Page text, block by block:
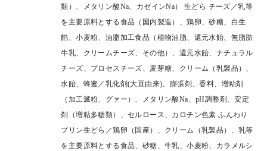
類）、メタリン酸Na、カゼインNa）
生どら チーズ／乳等
を主要原料とする食品（国内製造）、鶏卵、砂糖、白生
餡、小麦粉、油脂加工食品（植物油脂、還元水飴、無脂肪
牛乳、クリームチーズ、その他）、還元水飴、ナチュラル
チーズ、プロセスチーズ、麦芽糖、クリーム（乳製品）、
水飴、蜂蜜／乳化剤(大豆由来)、膨張剤、香料、増粘剤
（加工澱粉、グァー）、メタリン酸Na、pH調整剤、安定
剤（増粘多糖類）、セルロース、カロチン色素 ふんわり
プリン生どら／鶏卵（国産）、クリーム（乳製品）、乳等
を主要原料とする食品、砂糖、牛乳、小麦粉、カラメルシ